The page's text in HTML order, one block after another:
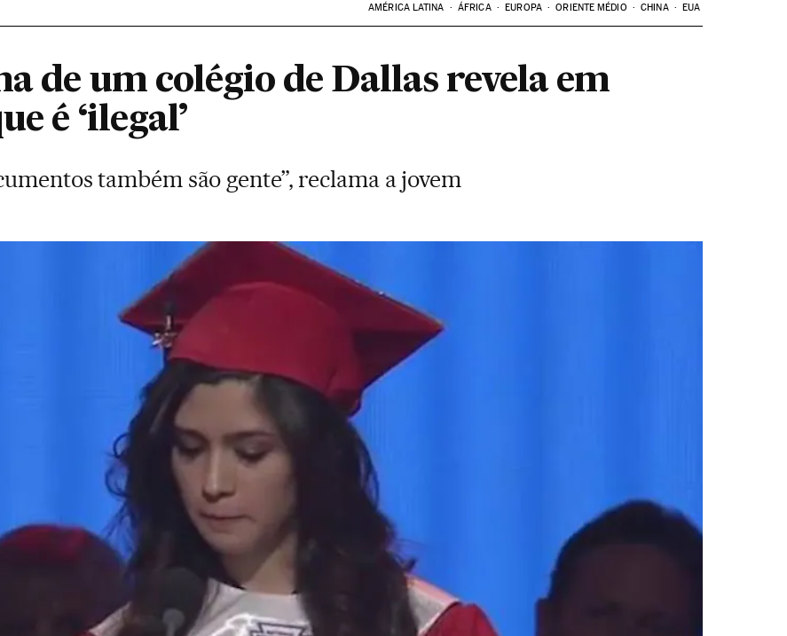
AMÉRICA LATINA ÁFRICA EUROPA ORIENTE MÉDIO CHINA EUA
de um colégio de Dallas revela em
é ‘ilegal’
também são gente”, reclama a jovem